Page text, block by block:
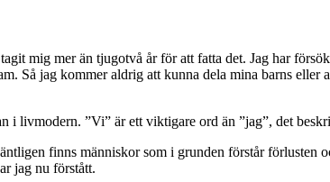
mig mer än tjugotvå år för att fatta det. Jag har
Så jag kommer aldrig att kunna dela mina barns eller
”Vi” är ett viktigare ord än ”jag”, det
finns människor som i grunden förstår förlusten
jag nu förstått.